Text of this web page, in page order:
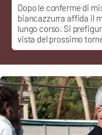
VIDEO
Ambiente
Cronaca
Cultura
Economia e
Dopo le conferme di
biancazzurra affida il
lungo corso. Si
vista del prossimo